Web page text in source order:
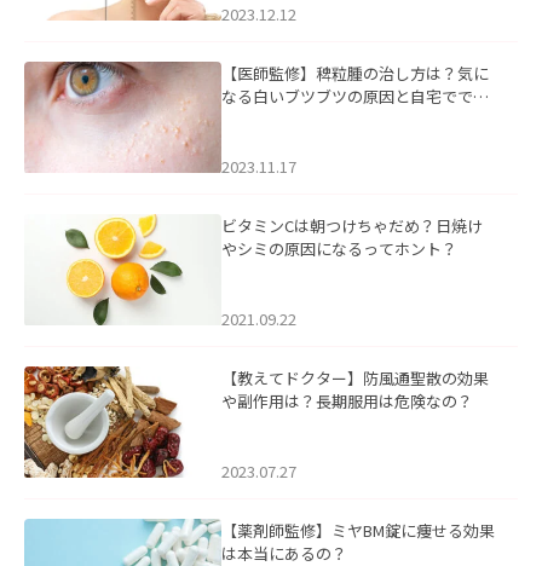
2023.12.12
【医師監修】稗粒腫の治し方は？気に
なる白いブツブツの原因と自宅ででき
2023.11.17
ビタミンCは朝つけちゃだめ？日焼け
やシミの原因になるってホント？
2021.09.22
【教えてドクター】防風通聖散の効果
や副作用は？長期服用は危険なの？
2023.07.27
【薬剤師監修】ミヤBM錠に痩せる効果
は本当にあるの？